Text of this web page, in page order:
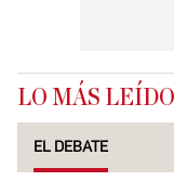
LO MÁS LEÍDO
EL DEBATE